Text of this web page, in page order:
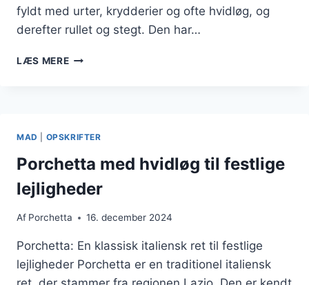
fyldt med urter, krydderier og ofte hvidløg, og
derefter rullet og stegt. Den har…
LÆS MEREPORCHETTA
MAD OPSKRIFTER
Porchetta med hvidløg til festlige
lejligheder
Af Porchetta 16. december 2024
Porchetta: En klassisk italiensk ret til festlige
lejligheder Porchetta er en traditionel italiensk